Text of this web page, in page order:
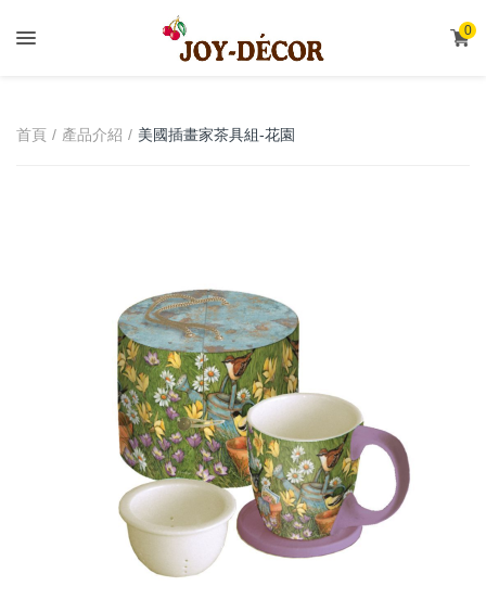
0
首頁 產品介紹 美國插畫家茶具組-花園